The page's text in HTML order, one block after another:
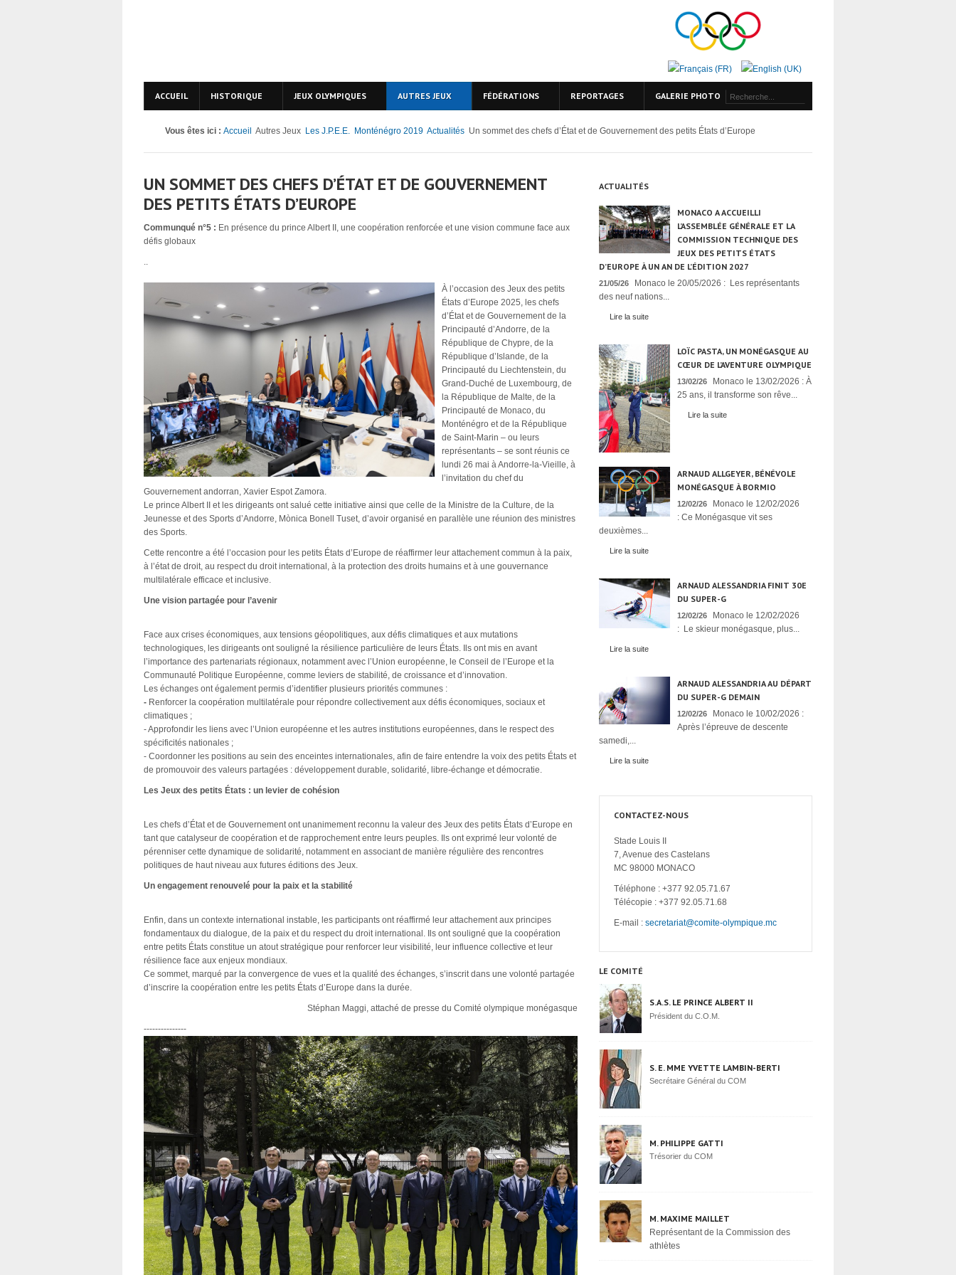
ACCUEIL HISTORIQUE JEUX OLYMPIQUES AUTRES JEUX FÉDÉRATIONS REPORTAGES GALERIE PHOTO
Vous êtes ici : Accueil Autres Jeux Les J.P.E.E. Monténégro 2019 Actualités Un sommet des chefs d’État et de Gouvernement des petits États d’Europe
UN SOMMET DES CHEFS D’ÉTAT ET DE GOUVERNEMENT
DES PETITS ÉTATS D’EUROPE
Communqué n°5 : En présence du prince Albert II, une coopération renforcée et une vision commune face aux
défis globaux
..
À l’occasion des Jeux des petits
États d’Europe 2025, les chefs
d’État et de Gouvernement de la
Principauté d’Andorre, de la
République de Chypre, de la
République d’Islande, de la
Principauté du Liechtenstein, du
Grand-Duché de Luxembourg, de
la République de Malte, de la
Principauté de Monaco, du
Monténégro et de la République
de Saint-Marin – ou leurs
représentants – se sont réunis ce
lundi 26 mai à Andorre-la-Vieille, à
l’invitation du chef du
Gouvernement andorran, Xavier Espot Zamora.
Le prince Albert II et les dirigeants ont salué cette initiative ainsi que celle de la Ministre de la Culture, de la
Jeunesse et des Sports d’Andorre, Mònica Bonell Tuset, d’avoir organisé en parallèle une réunion des ministres
des Sports.
Cette rencontre a été l’occasion pour les petits États d’Europe de réaffirmer leur attachement commun à la paix,
à l’état de droit, au respect du droit international, à la protection des droits humains et à une gouvernance
multilatérale efficace et inclusive.
Une vision partagée pour l’avenir
Face aux crises économiques, aux tensions géopolitiques, aux défis climatiques et aux mutations
technologiques, les dirigeants ont souligné la résilience particulière de leurs États. Ils ont mis en avant
l’importance des partenariats régionaux, notamment avec l’Union européenne, le Conseil de l’Europe et la
Communauté Politique Européenne, comme leviers de stabilité, de croissance et d’innovation.
Les échanges ont également permis d’identifier plusieurs priorités communes :
- Renforcer la coopération multilatérale pour répondre collectivement aux défis économiques, sociaux et
climatiques ;
- Approfondir les liens avec l’Union européenne et les autres institutions européennes, dans le respect des
spécificités nationales ;
- Coordonner les positions au sein des enceintes internationales, afin de faire entendre la voix des petits États et
de promouvoir des valeurs partagées : développement durable, solidarité, libre-échange et démocratie.
Les Jeux des petits États : un levier de cohésion
Les chefs d’État et de Gouvernement ont unanimement reconnu la valeur des Jeux des petits États d’Europe en
tant que catalyseur de coopération et de rapprochement entre leurs peuples. Ils ont exprimé leur volonté de
pérenniser cette dynamique de solidarité, notamment en associant de manière régulière des rencontres
politiques de haut niveau aux futures éditions des Jeux.
Un engagement renouvelé pour la paix et la stabilité
Enfin, dans un contexte international instable, les participants ont réaffirmé leur attachement aux principes
fondamentaux du dialogue, de la paix et du respect du droit international. Ils ont souligné que la coopération
entre petits États constitue un atout stratégique pour renforcer leur visibilité, leur influence collective et leur
résilience face aux enjeux mondiaux.
Ce sommet, marqué par la convergence de vues et la qualité des échanges, s’inscrit dans une volonté partagée
d’inscrire la coopération entre les petits États d’Europe dans la durée.
Stéphan Maggi, attaché de presse du Comité olympique monégasque
---------------
ACTUALITÉS
MONACO A ACCUEILLI
L’ASSEMBLÉE GÉNÉRALE ET LA
COMMISSION TECHNIQUE DES
JEUX DES PETITS ÉTATS
D’EUROPE À UN AN DE L’ÉDITION 2027
21/05/26
Monaco le 20/05/2026 : Les représentants
des neuf nations...
Lire la suite
LOÏC PASTA, UN MONÉGASQUE AU
CŒUR DE L’AVENTURE OLYMPIQUE
13/02/26
Monaco le 13/02/2026 : À
25 ans, il transforme son rêve...
Lire la suite
ARNAUD ALLGEYER, BÉNÉVOLE
MONÉGASQUE À BORMIO
12/02/26
Monaco le 12/02/2026
: Ce Monégasque vit ses
deuxièmes...
Lire la suite
ARNAUD ALESSANDRIA FINIT 30E
DU SUPER-G
12/02/26
Monaco le 12/02/2026
: Le skieur monégasque, plus...
Lire la suite
ARNAUD ALESSANDRIA AU DÉPART
DU SUPER-G DEMAIN
12/02/26
Monaco le 10/02/2026 :
Après l’épreuve de descente
samedi,...
Lire la suite
CONTACTEZ-NOUS
Stade Louis II
7, Avenue des Castelans
MC 98000 MONACO
Téléphone : +377 92.05.71.67
Télécopie : +377 92.05.71.68
E-mail : secretariat@comite-olympique.mc
LE COMITÉ
S.A.S. LE PRINCE ALBERT II
Président du C.O.M.
S. E. MME YVETTE LAMBIN-BERTI
Secrétaire Général du COM
M. PHILIPPE GATTI
Trésorier du COM
M. MAXIME MAILLET
Représentant de la Commission des
athlètes